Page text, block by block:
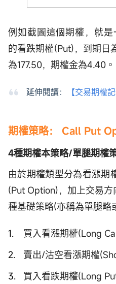
例如截圖這個期權，就
的看跌期權(Put)，到期日
為177.50，期權金為4.40。
延伸閱讀： 【交易期權
期權策略： Call Put
4種期權本策略/單腿期權
由於期權類型分為看漲期
(Put Option)，加上交易
種基礎策略(亦稱為單腿略
買入看漲期權(Long
賣出/沽空看漲期權
買入看跌期權(Long